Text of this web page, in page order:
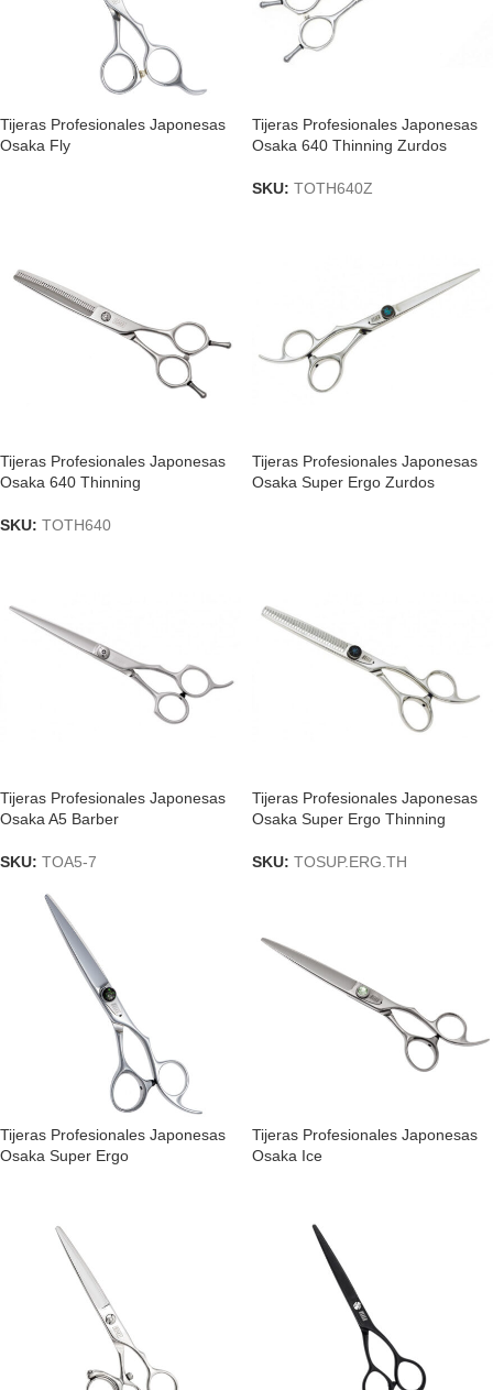
Tijeras Profesionales Japonesas
Osaka Fly
Tijeras Profesionales Japonesas
Osaka 640 Thinning Zurdos
SKU: TOTH640Z
Tijeras Profesionales Japonesas
Osaka 640 Thinning
SKU: TOTH640
Tijeras Profesionales Japonesas
Osaka Super Ergo Zurdos
Tijeras Profesionales Japonesas
Osaka A5 Barber
SKU: TOA5-7
Tijeras Profesionales Japonesas
Osaka Super Ergo Thinning
SKU: TOSUP.ERG.TH
Tijeras Profesionales Japonesas
Osaka Super Ergo
Tijeras Profesionales Japonesas
Osaka Ice